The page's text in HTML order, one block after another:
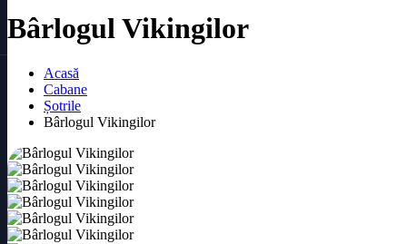
Bârlogul Vikingilor
Acasă
Cabane
Șotrile
Bârlogul Vikingilor